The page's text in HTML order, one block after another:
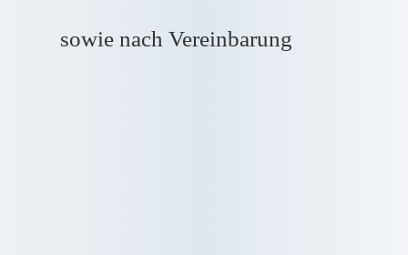
sowie nach Vereinbarung